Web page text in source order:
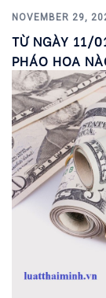
NOVEMBER 29,
TỪ NGÀY 11/
PHÁO HOA